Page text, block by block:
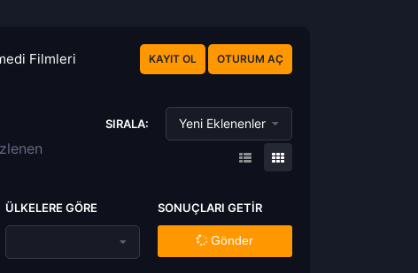
Filmleri KAYIT OL OTURUM AÇ
SIRALA: Yeni Eklenenler
ÜLKELERE GÖRE SONUÇLARI GETIR
Gönder